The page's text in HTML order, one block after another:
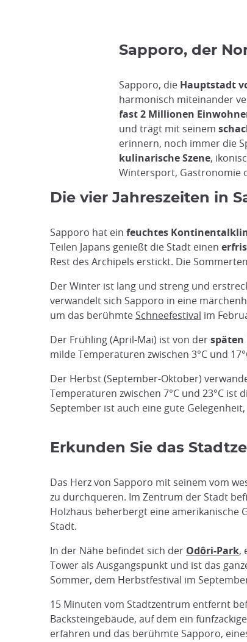
Sapporo, der
Sapporo, die Hauptstadt
harmonisch miteinander
fast 2 Millionen
und trägt mit seinem
erinnern, noch immer die
kulinarische Szene,
Wintersport, Gastronomie
Die vier Jahreszeiten in
Sapporo hat ein feuchtes
Teilen Japans genießt die Stadt einen
Rest des Archipels erstickt. Die
Der Winter ist lang und streng und
verwandelt sich Sapporo in eine
um das berühmte Schneefestival im
Der Frühling (April-Mai) ist von derspäten
milde Temperaturen zwischen 3°C und
Der Herbst (September-Oktober)
Temperaturen zwischen 7°C und 23°C
September ist auch eine gute
Erkunden Sie das
Das Herz von Sapporo mit seinem vom
zu durchqueren. Im Zentrum der Stadt
Holzhaus beherbergt eine amerikanische
Stadt.
In der Nähe befindet sich der Odôri-Park,
Tower als Ausgangspunkt und ist das
Sommer, dem Herbstfestival im
15 Minuten vom Stadtzentrum entfernt
Backsteingebäude, auf dem ein
erfahren und das berühmte Sapporo,